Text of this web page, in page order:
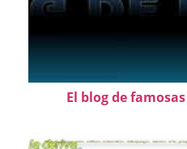
El blog de famosas